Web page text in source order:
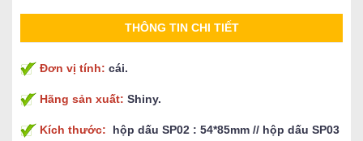
THÔNG TIN CHI TIẾT
Đơn vị tính: cái.
Hãng sản xuất: Shiny.
Kích thước: hộp dấu SP02 : 54*85mm // hộp dấu SP03